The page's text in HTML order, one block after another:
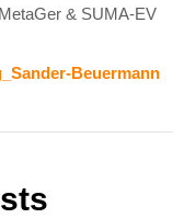
& SUMA-EV
Beuermann